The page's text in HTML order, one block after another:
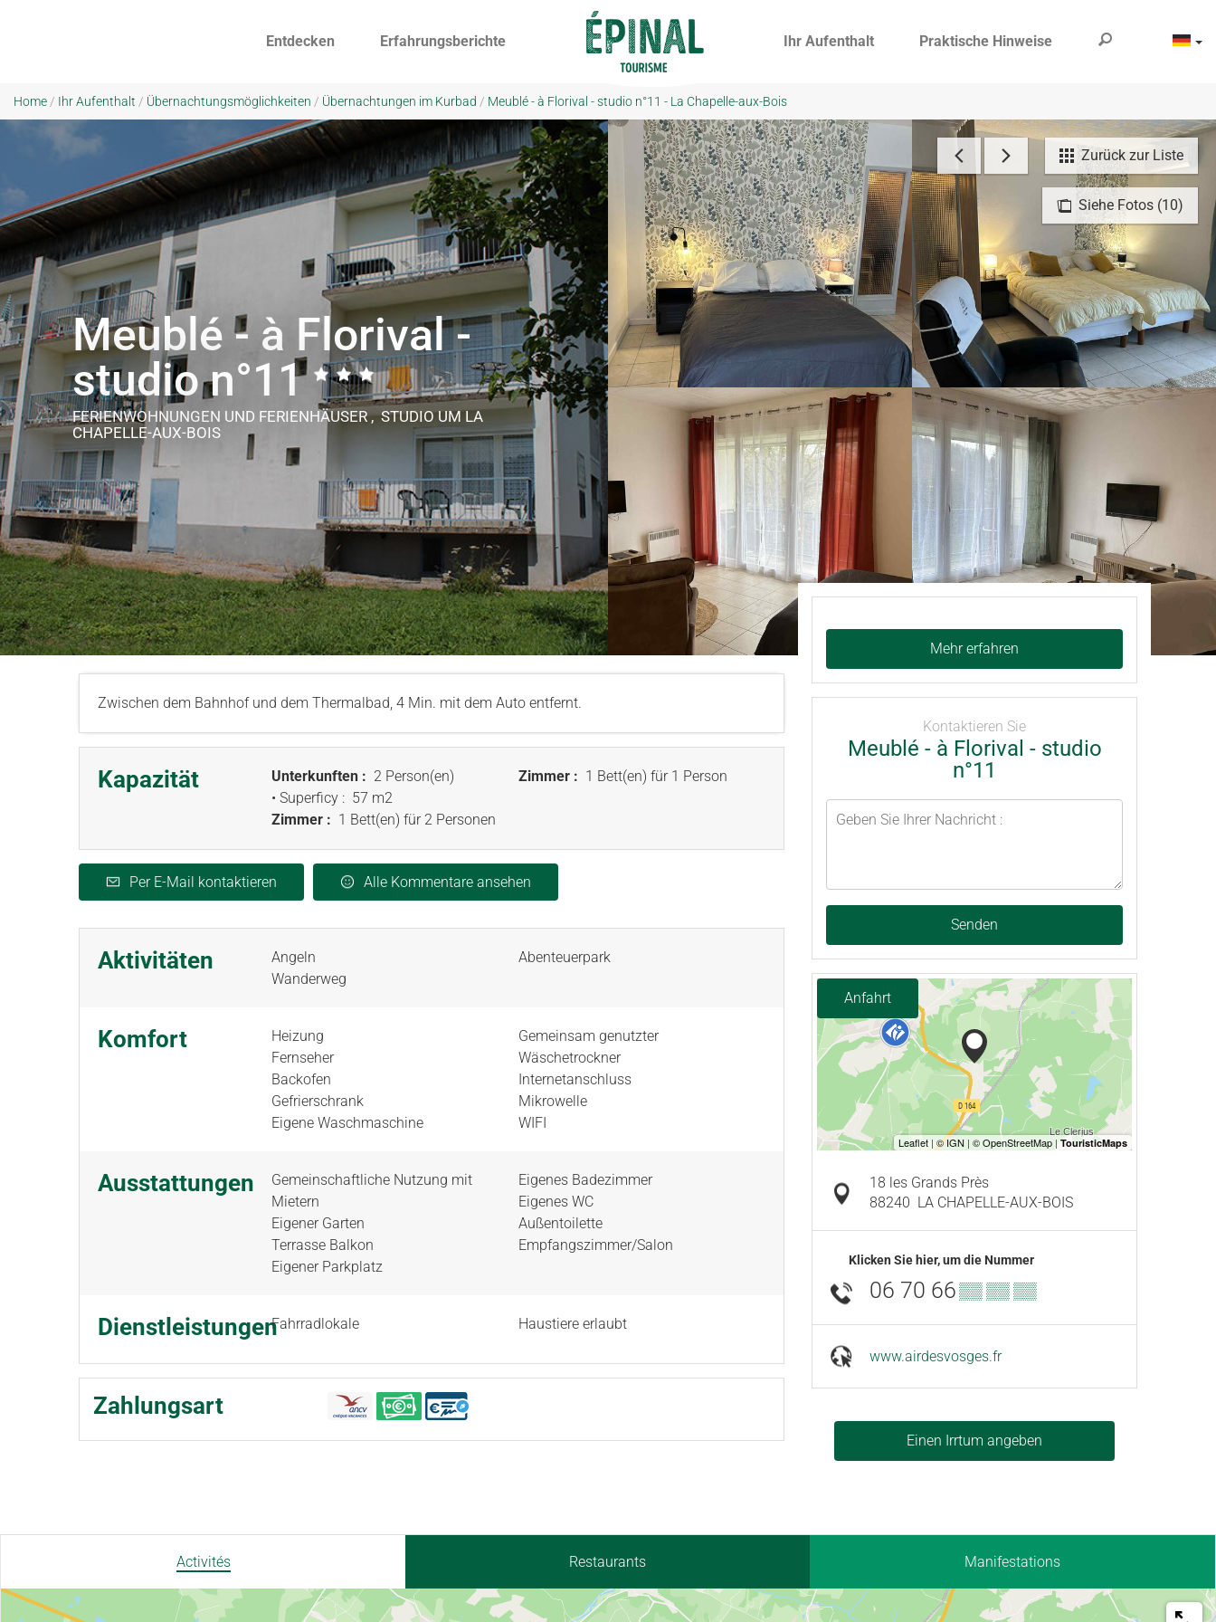
Entdecken Erfahrungsberichte Ihr Aufenthalt Praktische Hinweise
Home / Ihr Aufenthalt / Übernachtungsmöglichkeiten / Übernachtungen im Kurbad / Meublé - à Florival - studio n°11 - La Chapelle-aux-Bois
Siehe Fotos (10)
Zurück zur Liste
Meublé - à Florival -
studio n°11
FERIENWOHNUNGEN UND FERIENHÄUSER , STUDIOUM LA
CHAPELLE-AUX-BOIS
Zwischen dem Bahnhof und dem Thermalbad, 4 Min. mit dem Auto entfernt.
Kapazität Unterkunften : 2 Person(en)
• Superficy : 57 m2
Zimmer : 1 Bett(en) für 1 Person
Zimmer : 1 Bett(en) für 2 Personen
Per E-Mail kontaktieren Alle Kommentare ansehen
Aktivitäten
Angeln
Wanderweg
Abenteuerpark
Komfort
Heizung
Fernseher
Backofen
Gefrierschrank
Eigene Waschmaschine
Gemeinsam genutzter
Wäschetrockner
Internetanschluss
Mikrowelle
WIFI
Ausstattungen
Gemeinschaftliche Nutzung mit
Mietern
Eigener Garten
Terrasse Balkon
Eigener Parkplatz
Eigenes Badezimmer
Eigenes WC
Außentoilette
Empfangszimmer/Salon
DienstleistungenFahrradlokale Haustiere erlaubt
Zahlungsart
Mehr erfahren
Kontaktieren Sie
Meublé - à Florival - studio
n°11
Senden
Anfahrt
18 les Grands Près
88240 LA CHAPELLE-AUX-BOIS
Klicken Sie hier, um die Nummer
06 70 66▒▒ ▒▒ ▒▒
www.airdesvosges.fr
Einen Irrtum angeben
Activités Restaurants Manifestations